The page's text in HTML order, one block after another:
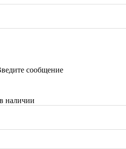
сообщение
наличии